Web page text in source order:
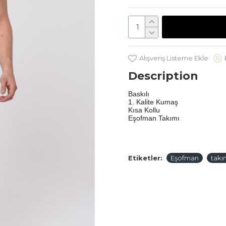
Alışveriş Listeme Ekle
Description
Baskılı
1. Kalite Kumaş
Kısa Kollu
Eşofman Takımı
Etiketler: Eşofman